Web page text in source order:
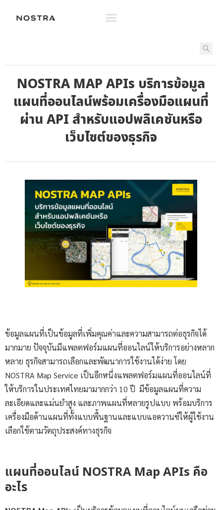
NOSTRA MAP APIs บริการข้อมูล
แผนที่ออนไลน์พร้อมเครื่องมือแผนที่
ผ่าน API สำหรับแอปพลิเคชันหรือ
เว็บไซต์ของธุรกิจ
ข้อมูลแผนที่เป็นข้อมูลที่เพิ่มคุณค่าและความสามารถต่อธุรกิจได้
มากมาย ปัจจุบันมีแพลตฟอร์มแผนที่ออนไลน์ให้บริการอย่างหลาก
หลาย ธุรกิจสามารถเลือกและพัฒนาการใช้งานได้ง่าย โดย
NOSTRA Map Service เป็นอีกหนึ่งแพลตฟอร์มแผนที่ออนไลน์ที่
ให้บริการในประเทศไทยมามากกว่า 10 ปี มีข้อมูลแผนที่ความ
ละเอียดและแม่นยำสูง และภาพแผนที่หลายรูปแบบ พร้อมบริการ
เครื่องมือด้านแผนที่ทั้งแบบพื้นฐานและแบบแอดวานซ์ให้ผู้ใช้งาน
เลือกใช้ตามวัตถุประสงค์ทางธุรกิจ
แผนที่ออนไลน์ NOSTRA Map APIs คือ
อะไร